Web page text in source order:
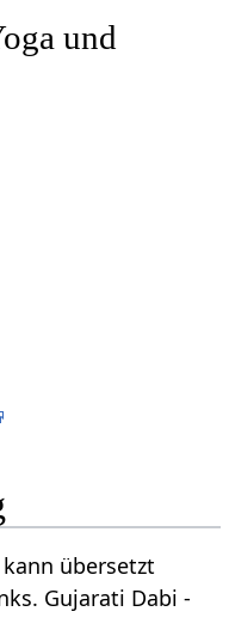
und
übersetzt
Gujarati Dabi -